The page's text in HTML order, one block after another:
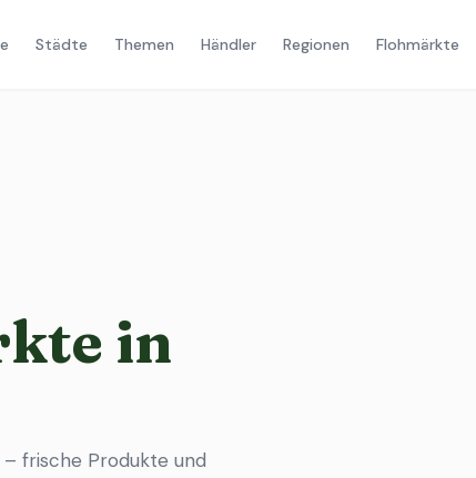
Städte Themen Händler Regionen Flohmärkte
in
– frische Produkte und